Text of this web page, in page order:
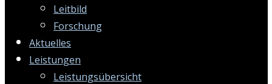
Leitbild
Forschung
Aktuelles
Leistungen
Leistungsübersicht